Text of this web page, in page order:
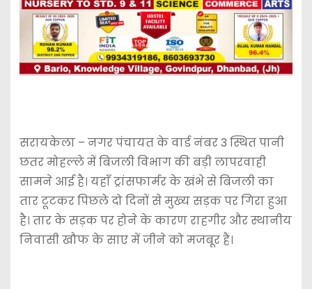
सरायकेला – नगर पंचायत के वार्ड नंबर 3 स्थित पानी
छतर मोहल्ले में बिजली विभाग की बड़ी लापरवाही
सामने आई है। यहाँ ट्रांसफार्मर के खंभे से बिजली का
तार टूटकर पिछले दो दिनों से मुख्य सड़क पर गिरा हुआ
है। तार के सड़क पर होने के कारण राहगीर और स्थानीय
निवासी खौफ के साए में जीने को मजबूर हैं।